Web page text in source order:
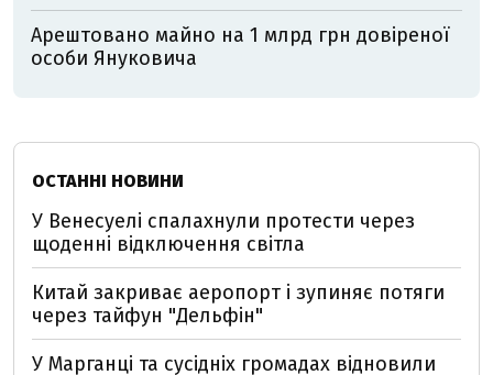
Арештовано майно на 1 млрд грн довіреної
особи Януковича
ОСТАННІ НОВИНИ
У Венесуелі спалахнули протести через
щоденні відключення світла
Китай закриває аеропорт і зупиняє потяги
через тайфун "Дельфін"
У Марганці та сусідніх громадах відновили